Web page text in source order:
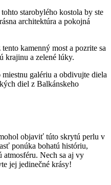
starobylého kostola by ste
architektúra a pokojná
tento kamenný most a pozrite sa
krajinu a zelené lúky.
galériu a obdivujte diela
diel z Balkánskeho
objaviť túto skrytú perlu v
ponúka bohatú históriu,
atmosféru. Nech sa aj vy
jej jedinečné krásy!